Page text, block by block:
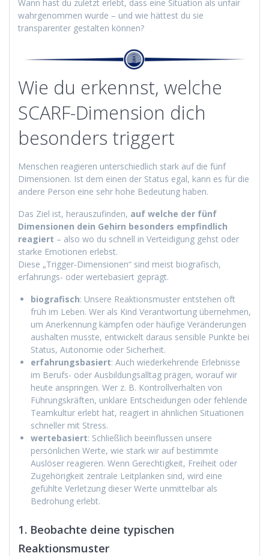
Wann hast du zuletzt erlebt, dass eine Situation als unfair
wahrgenommen wurde – und wie hättest du sie
transparenter gestalten können?
Wie du erkennst, welche
SCARF-Dimension dich
besonders triggert
Menschen reagieren unterschiedlich stark auf die fünf
Dimensionen. Ist dem einen der Status egal, kann es für die
andere Person eine sehr hohe Bedeutung haben.
Das Ziel ist, herauszufinden, auf welche der fünf
Dimensionen dein Gehirn besonders empfindlich
reagiert – also wo du schnell in Verteidigung gehst oder
starke Emotionen erlebst.
Diese „Trigger-Dimensionen“ sind meist biografisch,
erfahrungs- oder wertebasiert geprägt.
biografisch: Unsere Reaktionsmuster entstehen oft
früh im Leben. Wer als Kind Verantwortung übernehmen,
um Anerkennung kämpfen oder häufige Veränderungen
aushalten musste, entwickelt daraus sensible Punkte bei
Status, Autonomie oder Sicherheit.
erfahrungsbasiert: Auch wiederkehrende Erlebnisse
im Berufs- oder Ausbildungsalltag prägen, worauf wir
heute anspringen. Wer z. B. Kontrollverhalten von
Führungskräften, unklare Entscheidungen oder fehlende
Teamkultur erlebt hat, reagiert in ähnlichen Situationen
schneller mit Stress.
wertebasiert: Schließlich beeinflussen unsere
persönlichen Werte, wie stark wir auf bestimmte
Auslöser reagieren. Wenn Gerechtigkeit, Freiheit oder
Zugehörigkeit zentrale Leitplanken sind, wird eine
gefühlte Verletzung dieser Werte unmittelbar als
Bedrohung erlebt.
1. Beobachte deine typischen
Reaktionsmuster